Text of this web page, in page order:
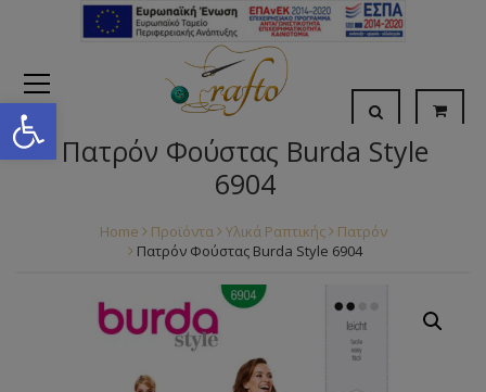
Open toolbar
Πατρόν Φούστας Burda Style
6904
Home Προϊόντα Υλικά Ραπτικής
Πατρόν
Πατρόν Φούστας Burda Style 6904